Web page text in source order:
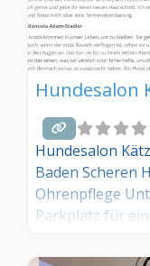
Hundesalon
Hundesalon
Baden Scheren
Ohrenpflege
Parkplatz für